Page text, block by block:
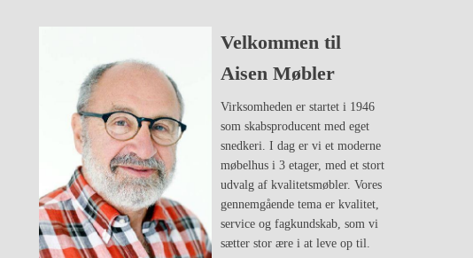
Velkommen til
Aisen Møbler
Virksomheden er startet i 1946
som skabsproducent med eget
snedkeri. I dag er vi et moderne
møbelhus i 3 etager, med et stort
udvalg af kvalitetsmøbler. Vores
gennemgående tema er kvalitet,
service og fagkundskab, som vi
sætter stor ære i at leve op til.